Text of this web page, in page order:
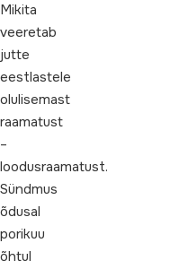
Mikita
veeretab
jutte
eestlastele
olulisemast
raamatust
–
loodusraamatust.
Sündmus
õdusal
porikuu
õhtul